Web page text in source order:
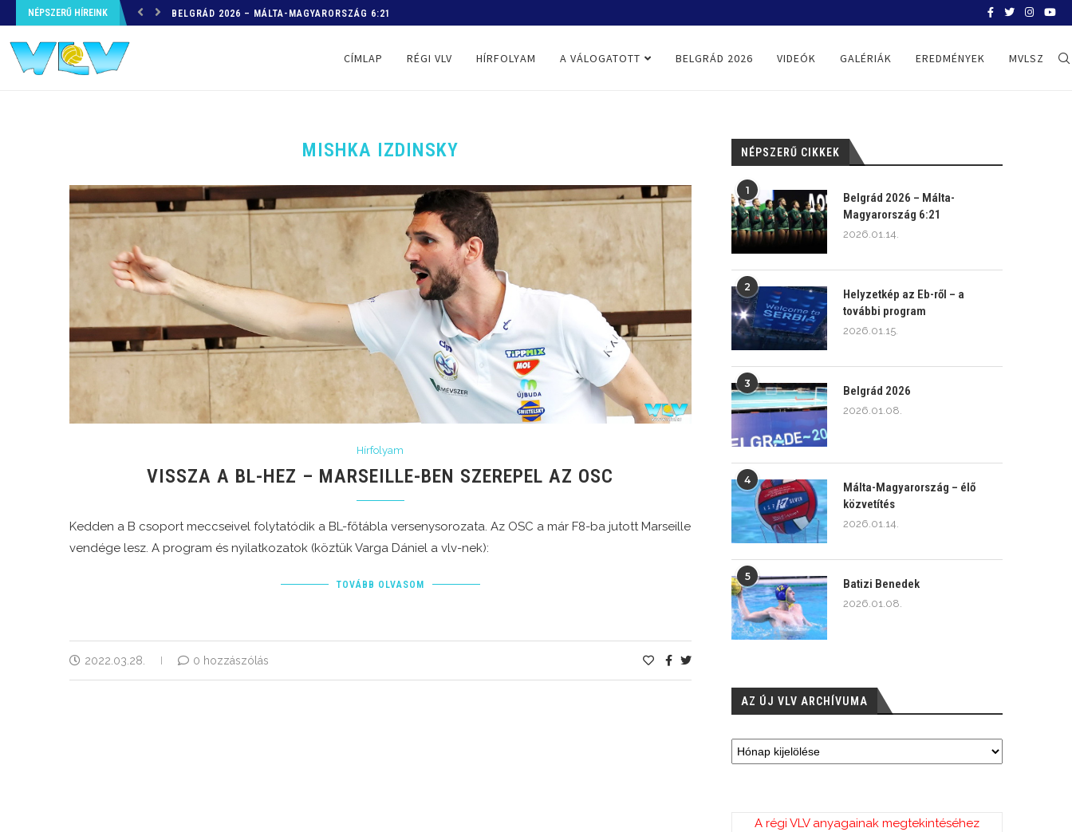
NÉPSZERŰ HÍREINK HELYZETKÉP AZ EB-RŐL – A TOVÁBBI PROGRAM
CÍMLAP RÉGI VLV HÍRFOLYAM A VÁLOGATOTT BELGRÁD 2026 VIDEÓK GALÉRIÁK EREDMÉNYEK MVLSZ
MISHKA IZDINSKY
Hírfolyam
VISSZA A BL-HEZ – MARSEILLE-BEN SZEREPEL AZ OSC
Kedden a B csoport meccseivel folytatódik a BL-főtábla versenysorozata. Az OSC a már F8-ba jutott Marseille
vendége lesz. A program és nyilatkozatok (köztük Varga Dániel a vlv-nek):
TOVÁBB OLVASOM
2022.03.28. 0 hozzászólás
NÉPSZERŰ CIKKEK
1
Belgrád 2026 – Málta-
Magyarország 6:21
2026.01.14.
2
Helyzetkép az Eb-ről – a
további program
2026.01.15.
3
Belgrád 2026
2026.01.08.
4
Málta-Magyarország – élő
közvetítés
2026.01.14.
5
Batizi Benedek
2026.01.08.
AZ ÚJ VLV ARCHÍVUMA
A régi VLV anyagainak megtekintéséhez